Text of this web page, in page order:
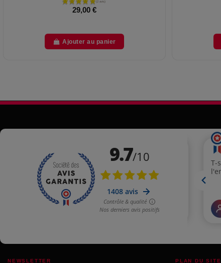
29,00 €
Ajouter au panier
PLAN DU SITE
NEWSLETTER